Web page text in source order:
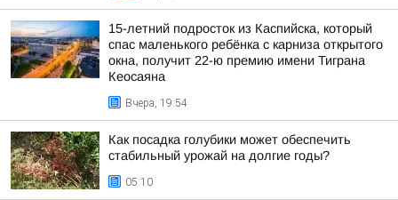
15-летний подросток из Каспийска, который
спас маленького ребёнка с карниза открытого
окна, получит 22-ю премию имени Тиграна
Кеосаяна
Вчера, 19:54
Как посадка голубики может обеспечить
стабильный урожай на долгие годы?
05:10